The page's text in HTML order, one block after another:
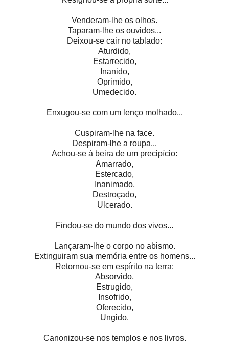
Venderam-lhe os olhos.
Taparam-lhe os ouvidos...
Deixou-se cair no tablado:
Aturdido,
Estarrecido,
Inanido,
Oprimido,
Umedecido.
Enxugou-se com um lenço molhado...
Cuspiram-lhe na face.
Despiram-lhe a roupa...
Achou-se à beira de um precipício:
Amarrado,
Estercado,
Inanimado,
Destroçado,
Ulcerado.
Findou-se do mundo dos vivos...
Lançaram-lhe o corpo no abismo.
Extinguiram sua memória entre os homens...
Retornou-se em espírito na terra:
Absorvido,
Estrugido,
Insofrido,
Oferecido,
Ungido.
Canonizou-se nos templos e nos livros.